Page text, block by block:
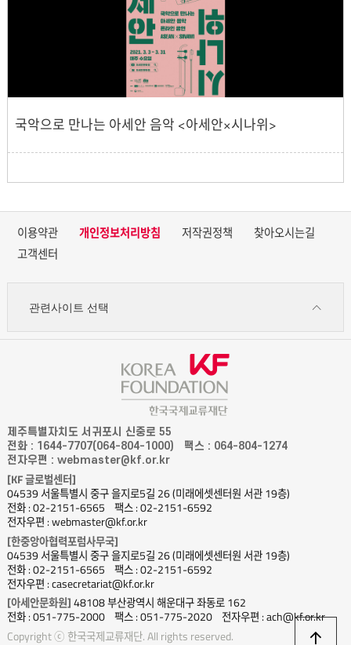
국악으로 만나는 아세안 음악 <아세안×시나위>
이용약관 개인정보처리방침 저작권정책
찾아오시는길
고객센터
관련사이트 선택
제주특별자치도 서귀포시 신중로 55
전화 : 1644-7707(064-804-1000)
팩스 : 064-804-1274
전자우편 : webmaster@kf.or.kr
[KF 글로벌센터]
04539 서울특별시 중구 을지로5길 26 (미래에셋센터원 서관 19층)
전화 : 02-2151-6565
팩스 : 02-2151-6592
전자우편 : webmaster@kf.or.kr
[한중앙아협력포럼사무국]
04539 서울특별시 중구 을지로5길 26 (미래에셋센터원 서관 19층)
전화 : 02-2151-6565
팩스 : 02-2151-6592
전자우편 : casecretariat@kf.or.kr
[아세안문화원] 48108 부산광역시 해운대구 좌동로 162
전화 : 051-775-2000
팩스 : 051-775-2020
전자우편 : ach@kf.or.kr
Copyright ⓒ 한국국제교류재단. All rights reserved.